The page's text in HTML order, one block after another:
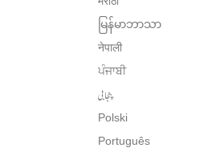
မြန်မာဘာသာ
नेपाली
ਪੰਜਾਬੀ
پنجابی
Polski
Português